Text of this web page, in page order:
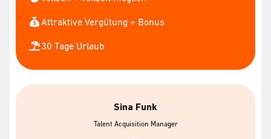
Attraktive Vergütung + Bonus
30 Tage Urlaub
Sina Funk
Talent Acquisition Manager